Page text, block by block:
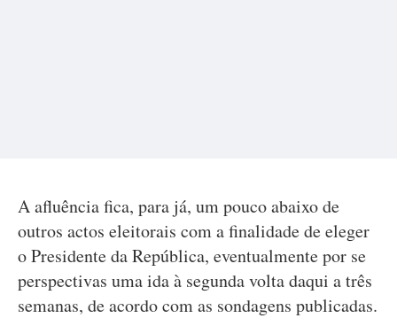
A afluência fica, para já, um pouco abaixo de
outros actos eleitorais com a finalidade de eleger
o Presidente da República, eventualmente por se
perspectivas uma ida à segunda volta daqui a três
semanas, de acordo com as sondagens publicadas.